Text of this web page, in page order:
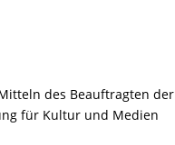
des Beauftragten der
für Kultur und Medien